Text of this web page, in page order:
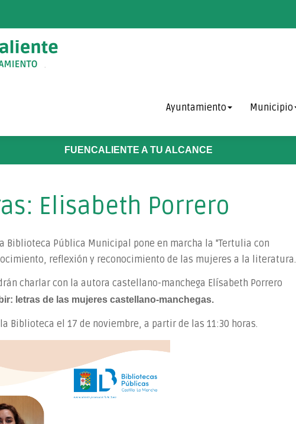
Ayuntamiento Municipio
FUENCALIENTE A TU ALCANCE
Elisabeth Porrero
Biblioteca Pública Municipal pone en marcha la "Tertulia con
reflexión y reconocimiento de las mujeres a la literatura.
charlar con la autora castellano-manchega Elísabeth Porrero
letras de las mujeres castellano-manchegas.
Biblioteca el 17 de noviembre, a partir de las 11:30 horas.